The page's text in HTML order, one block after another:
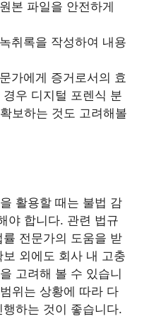
본 파일을 안전하게
취록을 작성하여 내용
가에게 증거로서의 효
우 디지털 포렌식 분
보하는 것도 고려해볼
활용할 때는 불법 감
야 합니다. 관련 법규
전문가의 도움을 받
외에도 회사 내 고충
고려해 볼 수 있습니
위는 상황에 따라 다
하는 것이 좋습니다.